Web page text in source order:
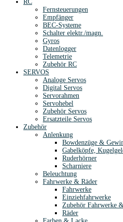
RC
Fernsteuerungen
Empfänger
BEC-Systeme
Schalter elektr./magn.
Gyros
Datenlogger
Telemetrie
Zubehör RC
SERVOS
Analoge Servos
Digital Servos
Servorahmen
Servohebel
Zubehör Servos
Ersatzteile Servos
Zubehör
Anlenkung
Bowdenzüge &
Gabelköpfe,
Ruderhörner
Scharniere
Beleuchtung
Fahrwerke & Räder
Fahrwerke
Einziehfahrwerke
Zubehör Fahrwerke
Räder